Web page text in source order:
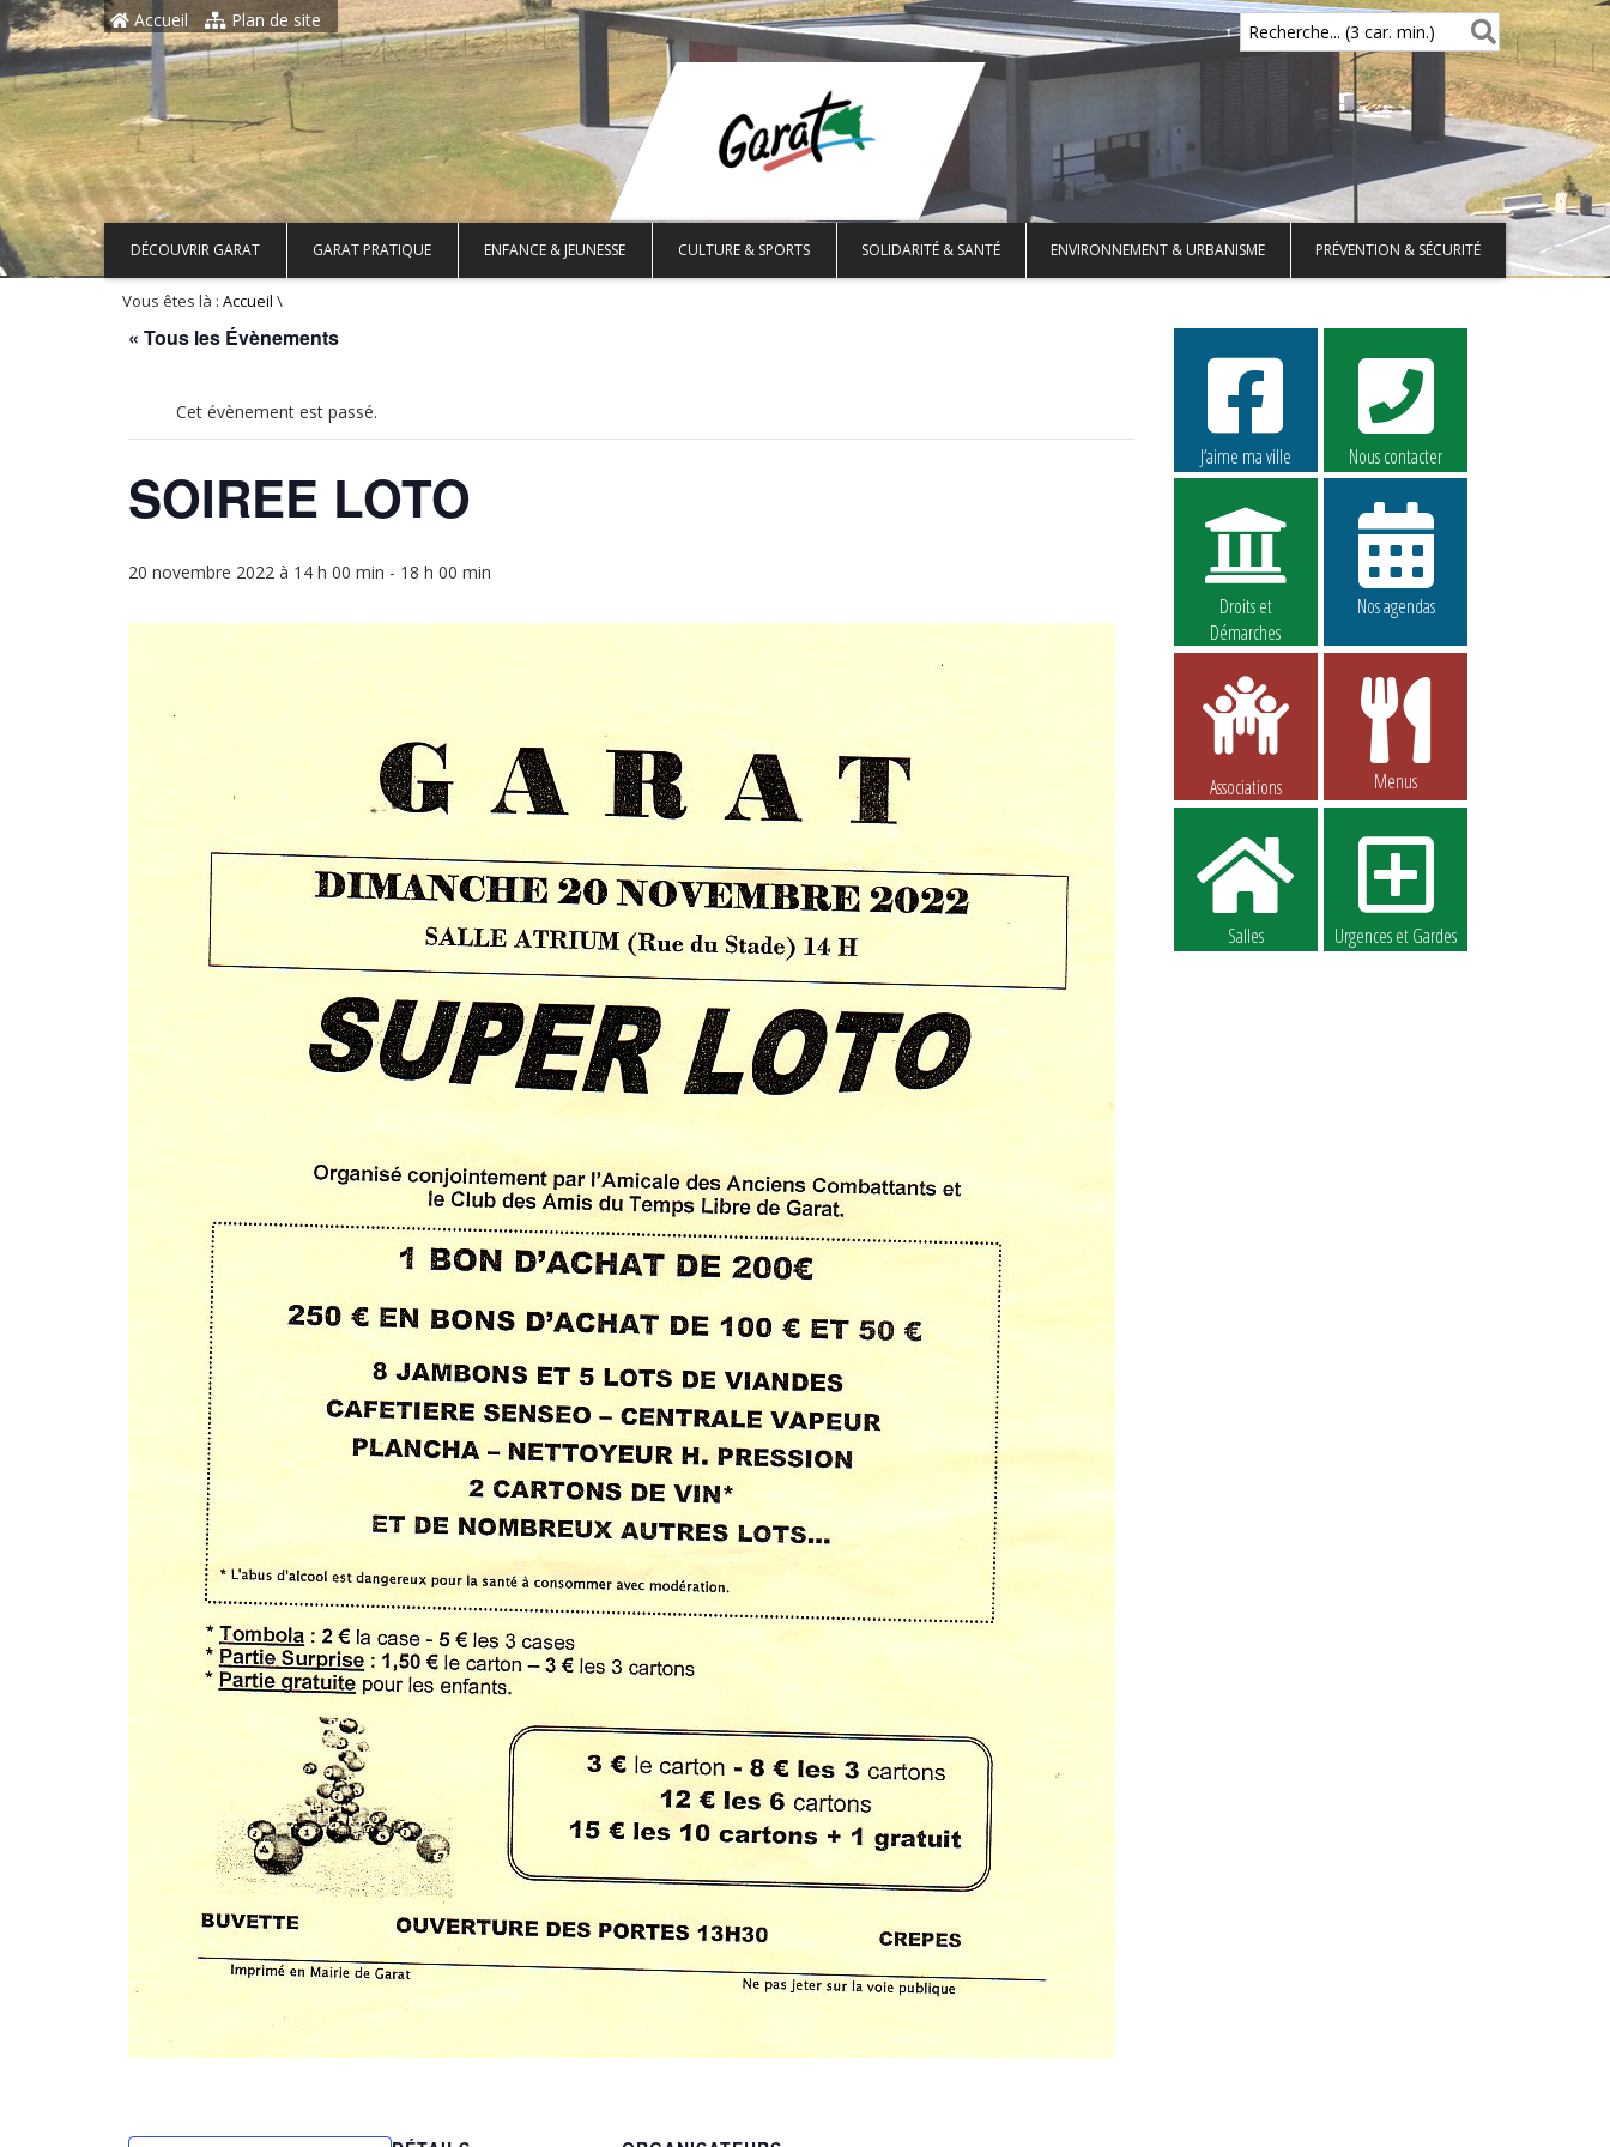
Aller au contenu principal
Accueil Plan de site
Recherche... (3 car. min.)
DÉCOUVRIR GARAT GARAT PRATIQUE ENFANCE & JEUNESSE CULTURE & SPORTS SOLIDARITÉ & SANTÉ ENVIRONNEMENT & URBANISME PRÉVENTION & SÉCURITÉ
Vous êtes là : Accueil \
« Tous les Évènements
Cet évènement est passé.
SOIREE LOTO
20 novembre 2022 à 14 h 00 min - 18 h 00 min
J’aime ma ville Nous contacter
Droits et
Démarches
Nos agendas
Associations Menus
Salles Urgences et Gardes